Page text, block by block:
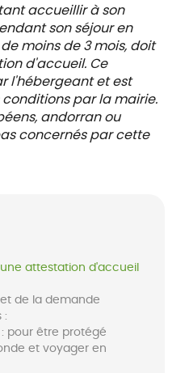
attestation d'accueil
de la demande
:
: pour être protégé
et voyager en
accueillir à son
son séjour en
moins de 3 mois, doit
d'accueil. Ce
l'hébergeant et est
par la mairie.
andorran ou
concernés par cette